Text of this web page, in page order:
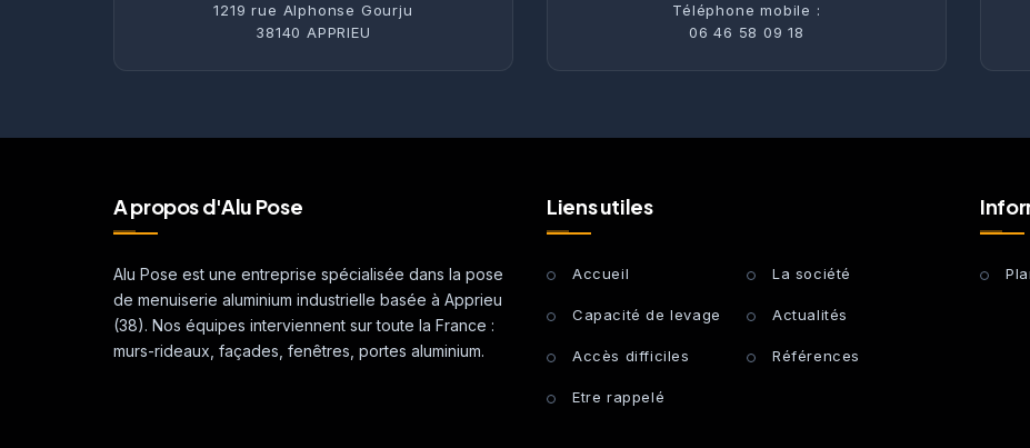
1219 rue Alphonse Gourju
38140 APPRIEU
Téléphone mobile :
06 46 58 09 18
A propos d'Alu Pose
Alu Pose est une entreprise spécialisée dans la pose
de menuiserie aluminium industrielle basée à Apprieu
(38). Nos équipes interviennent sur toute la France :
murs-rideaux, façades, fenêtres, portes aluminium.
Liens utiles
Accueil La société
Capacité de levage Actualités
Accès difficiles Références
Etre rappelé